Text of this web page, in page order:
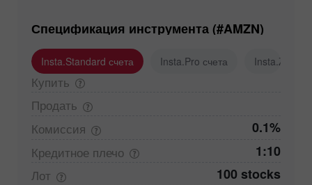
Спецификация инструмента (#AMZN)
Insta.Standard счета Insta.Pro счета Insta.Zero
Купить
Продать
Комиссия
0.1%
Кредитное плечо 1:10
Лот 100 stocks